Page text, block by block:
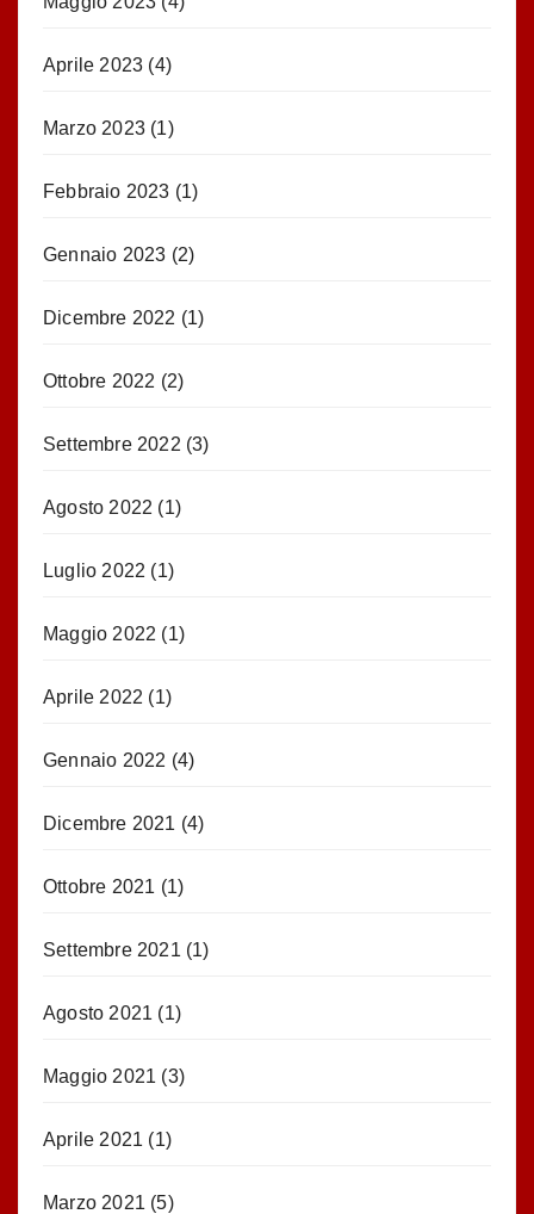
Aprile 2023 (4)
Marzo 2023 (1)
Febbraio 2023 (1)
Gennaio 2023 (2)
Dicembre 2022 (1)
Ottobre 2022 (2)
Settembre 2022 (3)
Agosto 2022 (1)
Luglio 2022 (1)
Maggio 2022 (1)
Aprile 2022 (1)
Gennaio 2022 (4)
Dicembre 2021 (4)
Ottobre 2021 (1)
Settembre 2021 (1)
Agosto 2021 (1)
Maggio 2021 (3)
Aprile 2021 (1)
Marzo 2021 (5)